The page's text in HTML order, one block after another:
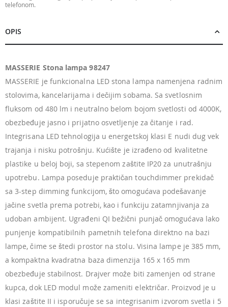
telefonom.
OPIS
MASSERIE Stona lampa 98247
MASSERIE je funkcionalna LED stona lampa namenjena radnim
stolovima, kancelarijama i dečijim sobama. Sa svetlosnim
fluksom od 480 lm i neutralno belom bojom svetlosti od 4000K,
obezbeđuje jasno i prijatno osvetljenje za čitanje i rad.
Integrisana LED tehnologija u energetskoj klasi E nudi dug vek
trajanja i nisku potrošnju. Kućište je izrađeno od kvalitetne
plastike u beloj boji, sa stepenom zaštite IP20 za unutrašnju
upotrebu. Lampa poseduje praktičan touchdimmer prekidač
sa 3-step dimming funkcijom, što omogućava podešavanje
jačine svetla prema potrebi, kao i funkciju zatamnjivanja za
udoban ambijent. Ugrađeni QI bežični punjač omogućava lako
punjenje kompatibilnih pametnih telefona direktno na bazi
lampe, čime se štedi prostor na stolu. Visina lampe je 385 mm,
a kompaktna kvadratna baza dimenzija 165 x 165 mm
obezbeđuje stabilnost. Drajver može biti zamenjen od strane
kupca, dok LED modul može zameniti električar. Proizvod je u
klasi zaštite II i isporučuje se sa integrisanim izvorom svetla i 5